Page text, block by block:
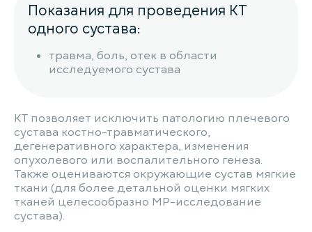
Показания для проведения КТ
одного сустава:
травма, боль, отек в области
исследуемого сустава
КТ позволяет исключить патологию плечевого
сустава костно-травматического,
дегенеративного характера, изменения
опухолевого или воспалительного генеза.
Также оцениваются окружающие сустав мягкие
ткани (для более детальной оценки мягких
тканей целесообразно МР-исследование
сустава).